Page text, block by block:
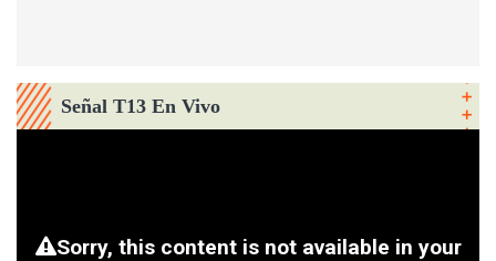
Señal T13 En Vivo